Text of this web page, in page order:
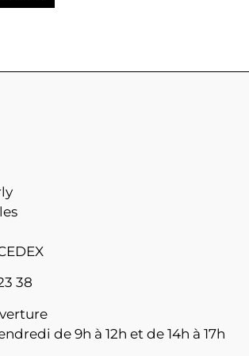
38
de 9h à 12h et de 14h à 17h